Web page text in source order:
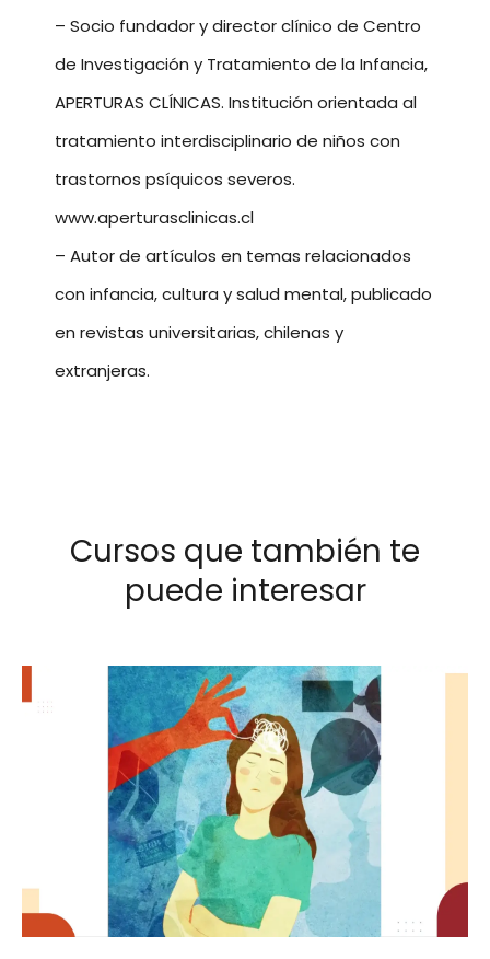
– Socio fundador y director clínico de Centro
de Investigación y Tratamiento de la Infancia,
APERTURAS CLÍNICAS. Institución orientada al
tratamiento interdisciplinario de niños con
trastornos psíquicos severos.
www.aperturasclinicas.cl
– Autor de artículos en temas relacionados
con infancia, cultura y salud mental, publicado
en revistas universitarias, chilenas y
extranjeras.
Cursos que también te
puede interesar